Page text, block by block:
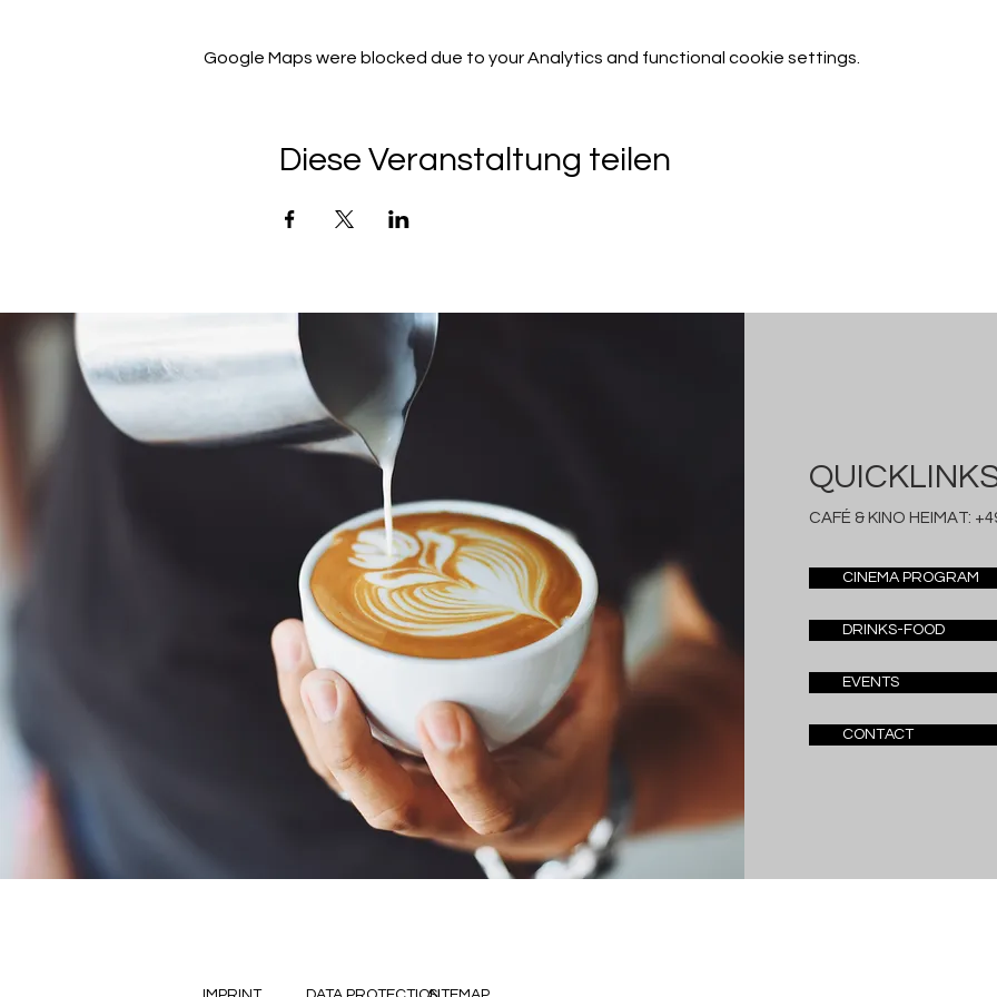
Google Maps were blocked due to your Analytics and functional cookie settings.
Diese Veranstaltung teilen
CAFÉ & KINO HEIMAT:
CINEMA PROGRAM
DRINKS-FOOD
EVENTS
CONTACT